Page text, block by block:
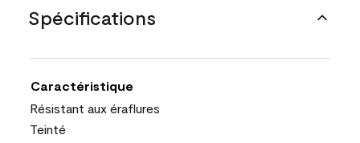
Spécifications
Caractéristique
Résistant aux éraflures
Teinté